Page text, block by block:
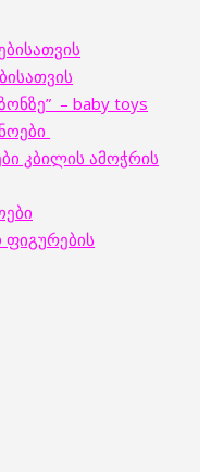
– baby toys
კბილის ამოჭრის
ფიგურების